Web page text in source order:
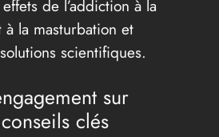
de l’addiction à la
la masturbation et
scientifiques.
sur
clés